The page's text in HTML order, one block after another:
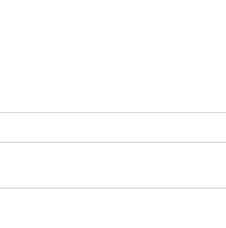
波から🎵風
ました💖💖